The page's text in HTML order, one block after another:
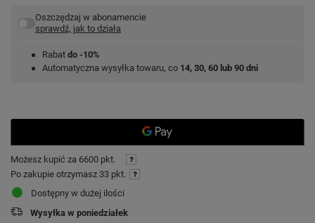
Oszczędzaj w abonamencie
sprawdź, jak to działa
Rabat do -10%
Automatyczna wysyłka towaru, co 14, 30, 60 lub 90 dni
Możesz kupić za 6600 pkt.
Po zakupie otrzymasz 33 pkt.
Dostępny w dużej ilości
Wysyłka w poniedziałek